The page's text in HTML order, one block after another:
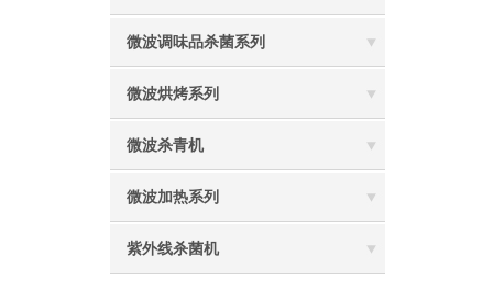
微波调味品杀菌系列
微波烘烤系列
微波杀青机
微波加热系列
紫外线杀菌机